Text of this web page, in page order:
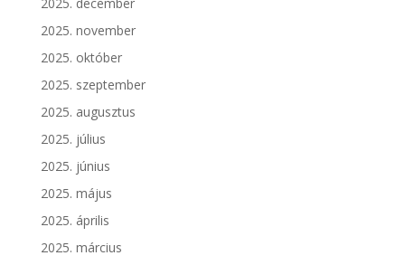
2025. november
2025. október
2025. szeptember
2025. augusztus
2025. július
2025. június
2025. május
2025. április
2025. március